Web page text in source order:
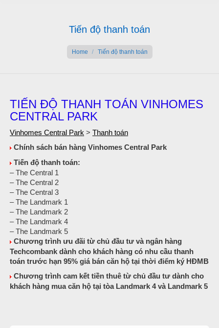
Tiến độ thanh toán
Home Tiến độ thanh toán
TIẾN ĐỘ THANH TOÁN VINHOMES
CENTRAL PARK
Vinhomes Central Park > Thanh toán
Chính sách bán hàng Vinhomes Central Park
Tiến độ thanh toán:
– The Central 1
– The Central 2
– The Central 3
– The Landmark 1
– The Landmark 2
– The Landmark 4
– The Landmark 5
Chương trình ưu đãi từ chủ đầu tư và ngân hàng
Techcombank dành cho khách hàng có nhu cầu thanh
toán trước hạn 95% giá bán căn hộ tại thời điểm ký HĐMB
Chương trình cam kết tiền thuê từ chủ đầu tư dành cho
khách hàng mua căn hộ tại tòa Landmark 4 và Landmark 5